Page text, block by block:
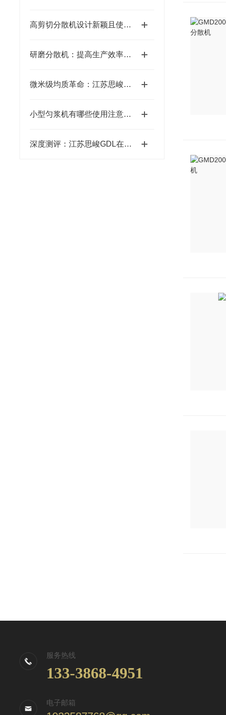
高剪切分散机设计新颖且使用安全
研磨分散机：提高生产效率的设备
微米级均质革命：江苏思峻食品级/医药级乳化机的技术突破（附FAQ常见问题解答）
小型匀浆机有哪些使用注意事项
深度测评：江苏思峻GDL在线式乳化机——超高流量设计，管线沉淀的“终结者”
服务热线
133-3868-4951
电子邮箱